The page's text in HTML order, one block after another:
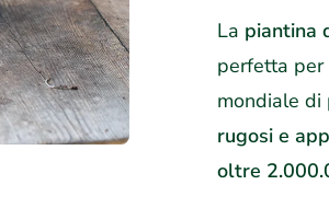
La piantina
perfetta per
mondiale di
rugosi e
oltre